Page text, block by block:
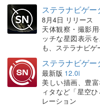
ステラナビゲ
8月4日 リリース
天体観察・撮影
ッチな星図表示
も、ステラナビゲ
ステラナビゲー
最新版 12.0i
美しい描画、豊
ィタなど「星空
レーション